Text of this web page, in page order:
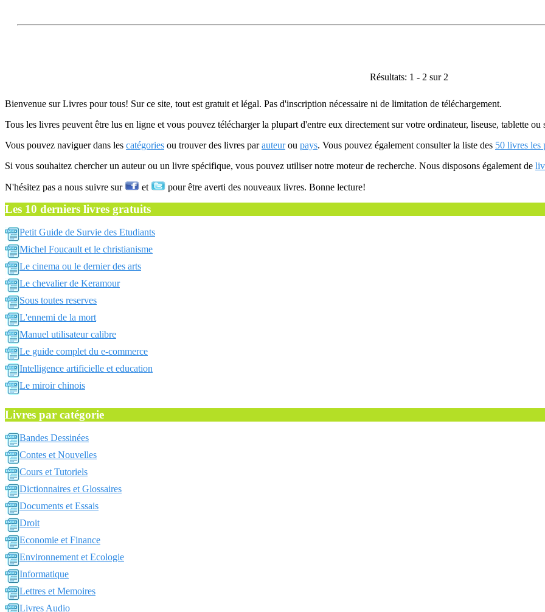
Résultats: 1 - 2 sur 2
Bienvenue sur Livres pour tous! Sur ce site, tout est gratuit et légal. Pas d'inscription nécessaire ni de limitation de téléchargement.
Tous les livres peuvent être lus en ligne et vous pouvez télécharger la plupart d'entre eux directement sur votre ordinateur, liseuse, tablette ou
Vous pouvez naviguer dans les catégories ou trouver des livres parauteurou pays. Vous pouvez également consulter la liste des 50 livres les
Si vous souhaitez chercher un auteur ou un livre spécifique, vous pouvez utiliser notre moteur de recherche. Nous disposons également de
N'hésitez pas a nous suivre sur et pour être averti des nouveaux livres. Bonne lecture!
Les 10 derniers livres gratuits
Petit Guide de Survie des Etudiants
Michel Foucault et le christianisme
Le cinema ou le dernier des arts
Le chevalier de Keramour
Sous toutes reserves
L'ennemi de la mort
Manuel utilisateur calibre
Le guide complet du e-commerce
Intelligence artificielle et education
Le miroir chinois
Livres par catégorie
Bandes Dessinées
Contes et Nouvelles
Cours et Tutoriels
Dictionnaires et Glossaires
Documents et Essais
Droit
Economie et Finance
Environnement et Ecologie
Informatique
Lettres et Memoires
Livres Audio